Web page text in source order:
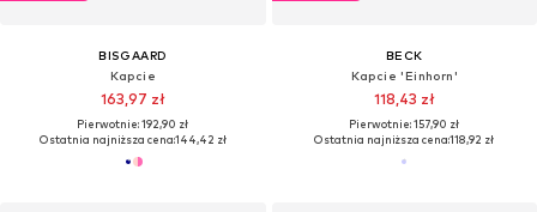
BISGAARD
Kapcie
163,97 zł
Pierwotnie: 192,90 zł
Ostatnia najniższa cena:144,42 zł
BECK
Kapcie 'Einhorn'
118,43 zł
Pierwotnie: 157,90 zł
Ostatnia najniższa cena:118,92 zł